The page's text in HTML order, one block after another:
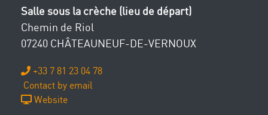
Salle sous la crèche (lieu de départ)
Chemin de Riol
07240 CHÂTEAUNEUF-DE-VERNOUX
+33 7 81 23 04 78
Contact by email
Website